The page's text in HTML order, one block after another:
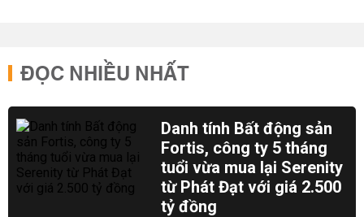
ĐỌC NHIỀU NHẤT
Danh tính Bất động sản
Fortis, công ty 5 tháng
tuổi vừa mua lại Serenity
từ Phát Đạt với giá 2.500
tỷ đồng